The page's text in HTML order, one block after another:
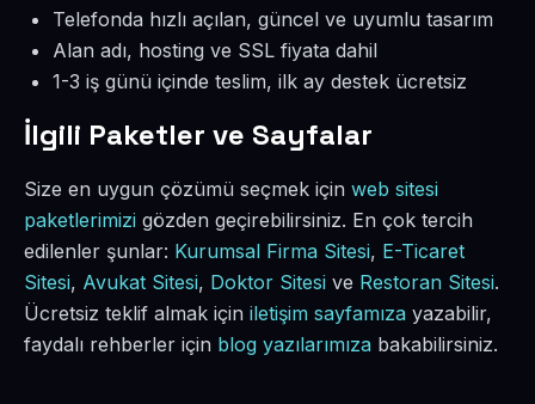
Telefonda hızlı açılan, güncel ve uyumlu tasarım
Alan adı, hosting ve SSL fiyata dahil
1-3 iş günü içinde teslim, ilk ay destek ücretsiz
İlgili Paketler ve Sayfalar
Size en uygun çözümü seçmek için web sitesi
paketlerimizi gözden geçirebilirsiniz. En çok tercih
edilenler şunlar: Kurumsal Firma Sitesi, E-Ticaret
Sitesi, Avukat Sitesi, Doktor Sitesi ve Restoran Sitesi.
Ücretsiz teklif almak için iletişim sayfamıza yazabilir,
faydalı rehberler için blog yazılarımıza bakabilirsiniz.